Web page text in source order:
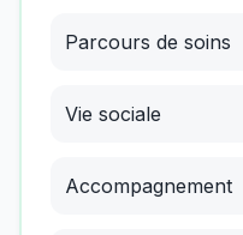
Parcours de soins
Vie sociale
Accompagnement